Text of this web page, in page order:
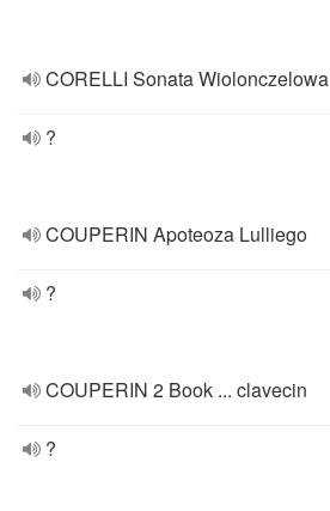
CORELLI Sonata Wiolonczelowa
?
COUPERIN Apoteoza Lulliego
?
COUPERIN 2 Book ... clavecin
?